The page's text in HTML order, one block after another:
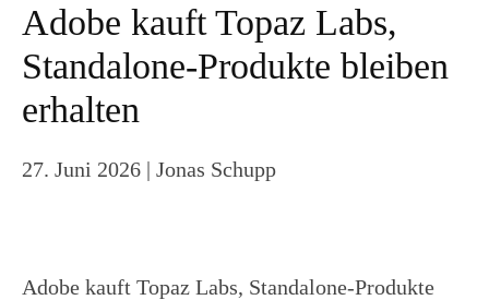
Adobe kauft Topaz Labs,
Standalone-Produkte bleiben
erhalten
27. Juni 2026 | Jonas Schupp
Adobe kauft Topaz Labs, Standalone-Produkte